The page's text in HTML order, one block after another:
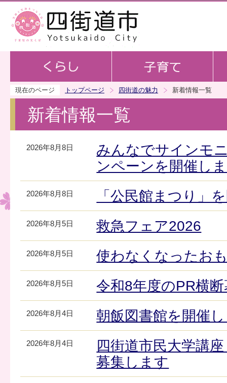
現在のページ トップページ 四街道の魅力 新着情報一覧
新着情報一覧
2026年8月8日
みんなでサインモ
ンペーンを開催し
2026年8月8日 「公民館まつり」
2026年8月5日 救急フェア2026
2026年8月5日 使わなくなったお
2026年8月5日 令和8年度のPR横
2026年8月4日 朝飯図書館を開催
2026年8月4日
四街道市民大学講
募集します